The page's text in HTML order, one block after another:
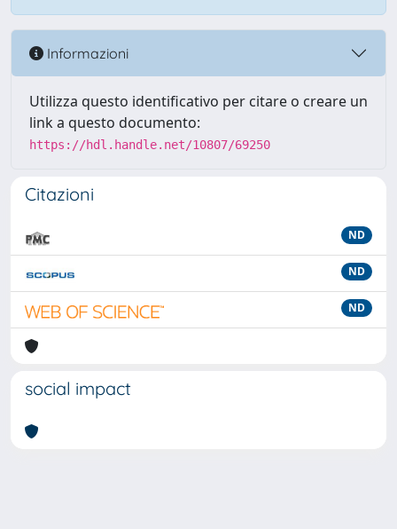
Informazioni
Utilizza questo identificativo per citare o creare un
link a questo documento:
https://hdl.handle.net/10807/69250
Citazioni
ND
ND
ND
social impact